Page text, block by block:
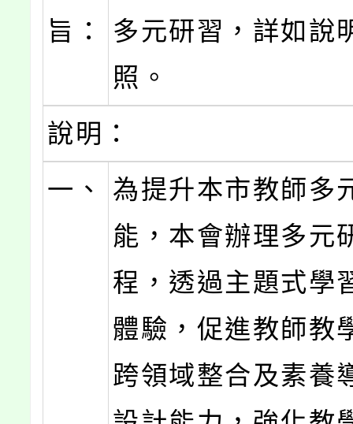
旨：
多元研習，詳如說
照。
說明：
一、
為提升本市教師多
能，本會辦理多元
程，透過主題式學
體驗，促進教師教
跨領域整合及素養